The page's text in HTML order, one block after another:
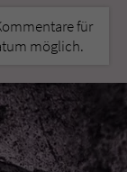
für
möglich.